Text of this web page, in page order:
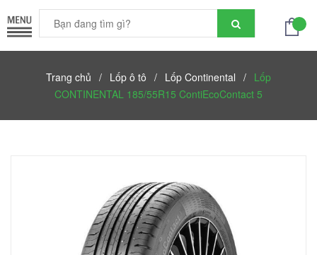
Trang chủ / Lốp ô tô / Lốp Continental / Lốp
CONTINENTAL 185/55R15 ContiEcoContact 5